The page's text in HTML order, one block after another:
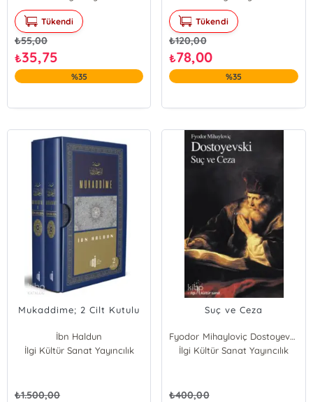
Tükendi
₺55,00
₺35,75
%35
Tükendi
₺120,00
₺78,00
%35
Mukaddime; 2 Cilt Kutulu
İbn Haldun
İlgi Kültür Sanat Yayıncılık
₺1.500,00
Suç ve Ceza
Fyodor Mihayloviç Dostoyevski
İlgi Kültür Sanat Yayıncılık
₺400,00